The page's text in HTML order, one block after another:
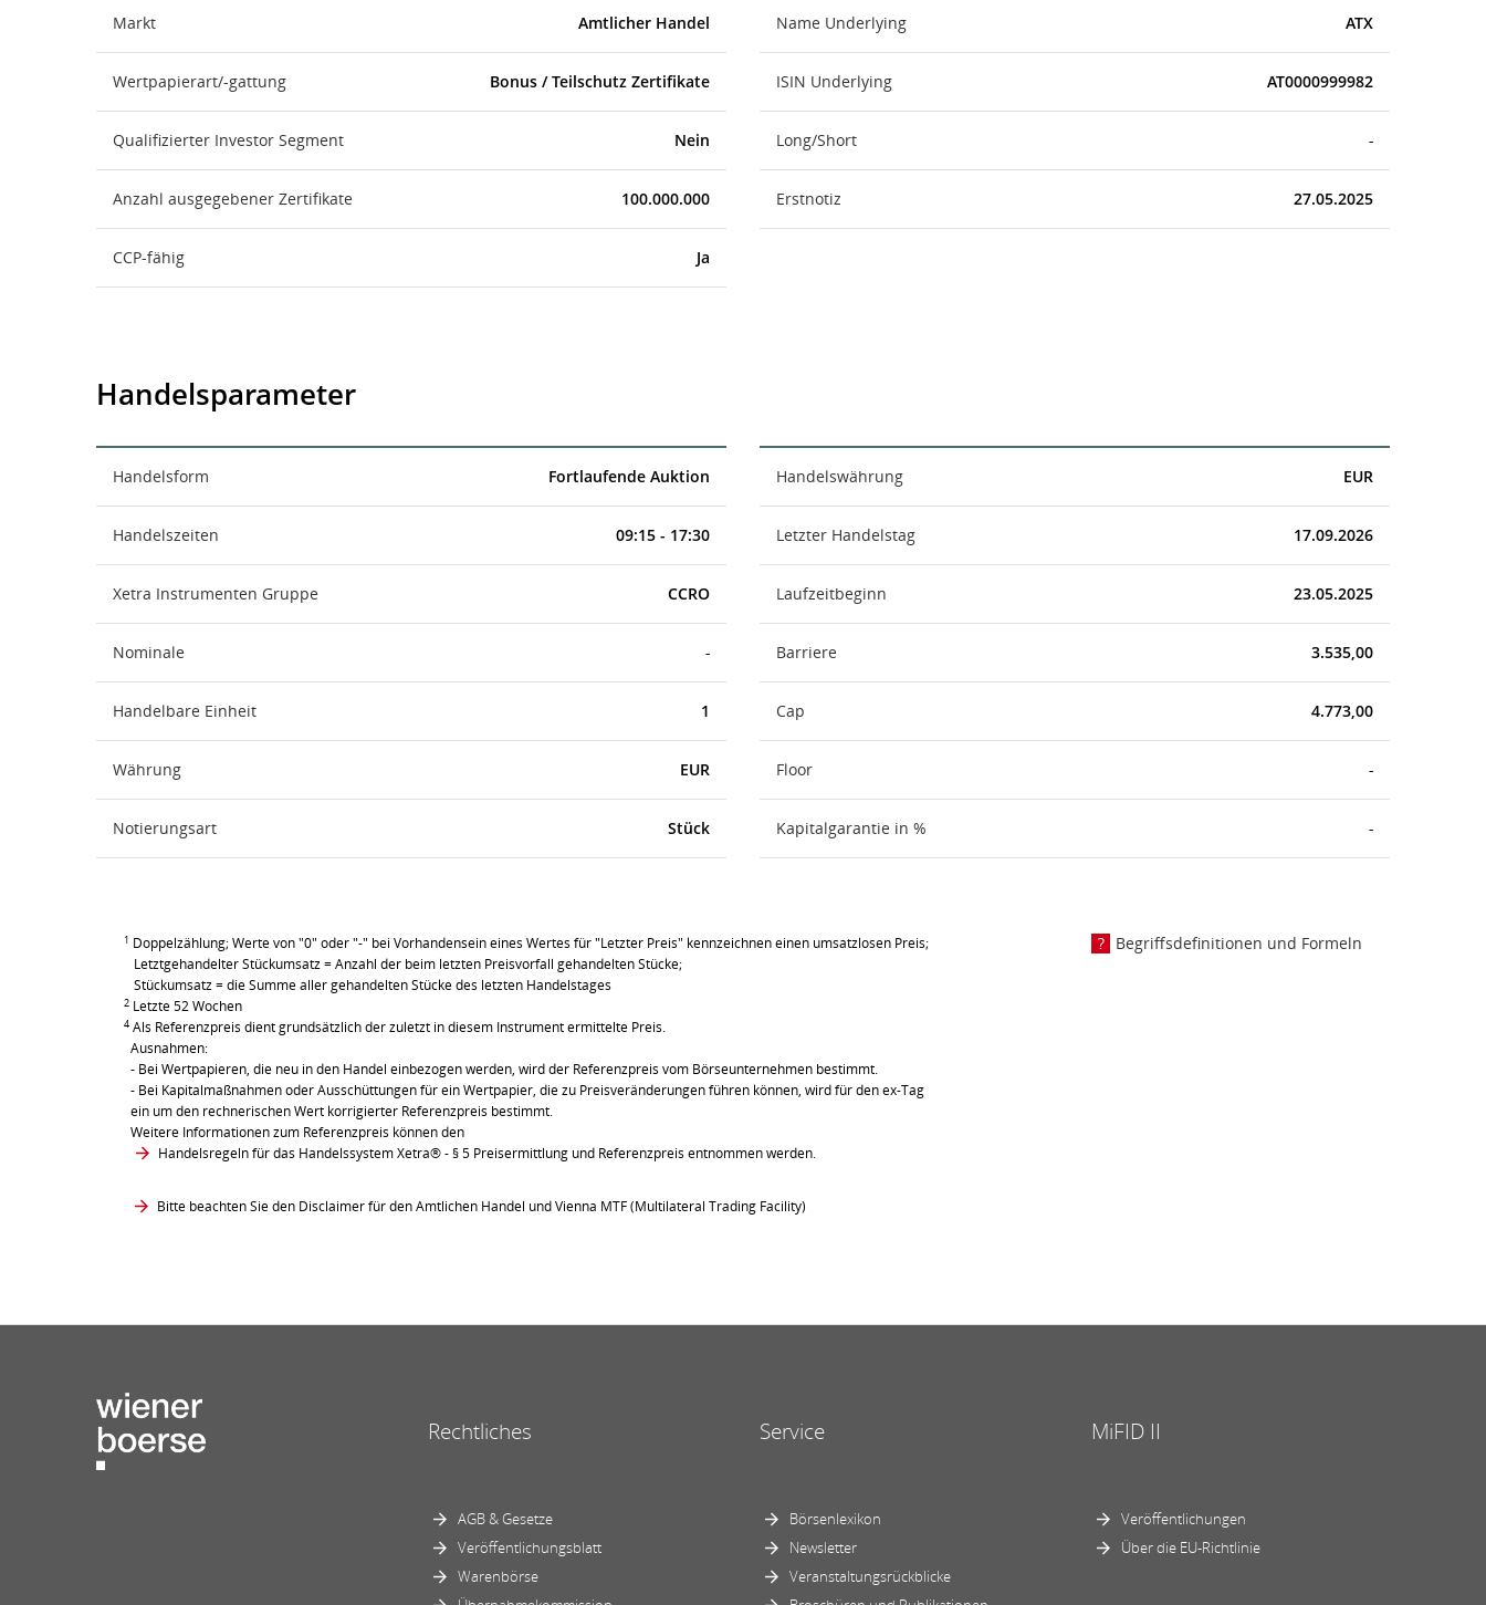
Markt Amtlicher Handel
Wertpapierart/-gattung Bonus / Teilschutz Zertifikate
Qualifizierter Investor Segment Nein
Anzahl ausgegebener Zertifikate 100.000.000
CCP-fähig Ja
Name Underlying ATX
ISIN Underlying AT0000999982
Long/Short -
Erstnotiz 27.05.2025
Handelsparameter
Handelsform Fortlaufende Auktion
Handelszeiten 09:15 - 17:30
Xetra Instrumenten Gruppe CCRO
Nominale -
Handelbare Einheit 1
Währung EUR
Notierungsart Stück
Handelswährung EUR
Letzter Handelstag 17.09.2026
Laufzeitbeginn 23.05.2025
Barriere 3.535,00
Cap 4.773,00
Floor -
Kapitalgarantie in % -
1 Doppelzählung; Werte von "0" oder "-" bei Vorhandensein eines Wertes für "Letzter Preis" kennzeichnen einen umsatzlosen Preis;
Letztgehandelter Stückumsatz = Anzahl der beim letzten Preisvorfall gehandelten Stücke;
Stückumsatz = die Summe aller gehandelten Stücke des letzten Handelstages
2 Letzte 52 Wochen
4 Als Referenzpreis dient grundsätzlich der zuletzt in diesem Instrument ermittelte Preis.
Ausnahmen:
- Bei Wertpapieren, die neu in den Handel einbezogen werden, wird der Referenzpreis vom Börseunternehmen bestimmt.
- Bei Kapitalmaßnahmen oder Ausschüttungen für ein Wertpapier, die zu Preisveränderungen führen können, wird für den ex-Tag
ein um den rechnerischen Wert korrigierter Referenzpreis bestimmt.
Weitere Informationen zum Referenzpreis können den
Handelsregeln für das Handelssystem Xetra®- § 5 Preisermittlung und Referenzpreis entnommen werden.
Bitte beachten Sie den Disclaimer für den Amtlichen Handel und Vienna MTF (Multilateral Trading Facility)
Begriffsdefinitionen und Formeln
Rechtliches
AGB & Gesetze
Veröffentlichungsblatt
Warenbörse
Service
Börsenlexikon
Newsletter
Veranstaltungsrückblicke
MiFID II
Veröffentlichungen
Über die EU-Richtlinie